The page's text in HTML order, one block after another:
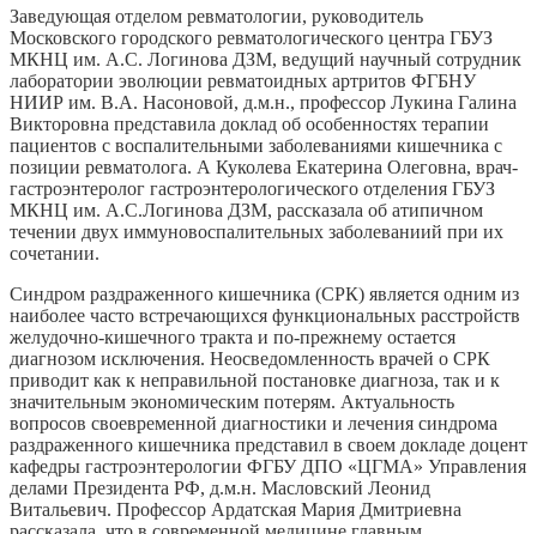
Заведующая отделом ревматологии, руководитель
Московского городского ревматологического центра ГБУЗ
МКНЦ им. А.С. Логинова ДЗМ, ведущий научный сотрудник
лаборатории эволюции ревматоидных артритов ФГБНУ
НИИР им. В.А. Насоновой, д.м.н., профессор Лукина Галина
Викторовна представила доклад об особенностях терапии
пациентов с воспалительными заболеваниями кишечника с
позиции ревматолога. А Куколева Екатерина Олеговна, врач-
гастроэнтеролог гастроэнтерологического отделения ГБУЗ
МКНЦ им. А.С.Логинова ДЗМ, рассказала об атипичном
течении двух иммуновоспалительных заболеваниий при их
сочетании.
Синдром раздраженного кишечника (СРК) является одним из
наиболее часто встречающихся функциональных расстройств
желудочно-кишечного тракта и по-прежнему остается
диагнозом исключения. Неосведомленность врачей о СРК
приводит как к неправильной постановке диагноза, так и к
значительным экономическим потерям. Актуальность
вопросов своевременной диагностики и лечения синдрома
раздраженного кишечника представил в своем докладе доцент
кафедры гастроэнтерологии ФГБУ ДПО «ЦГМА» Управления
делами Президента РФ, д.м.н. Масловский Леонид
Витальевич. Профессор Ардатская Мария Дмитриевна